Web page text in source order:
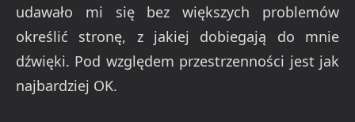
udawało mi się bez większych problemów
określić stronę, z jakiej dobiegają do mnie
dźwięki. Pod względem przestrzenności jest jak
najbardziej OK.